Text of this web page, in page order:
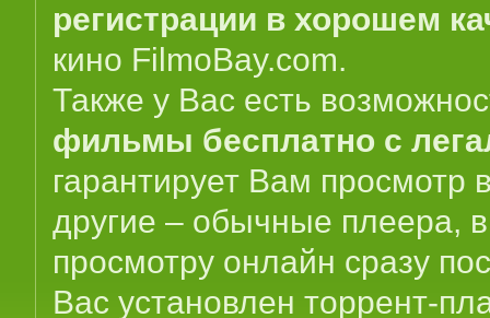
регистрации в хорошем
кино FilmoBay.com.
Также у Вас есть
фильмы бесплатно с
гарантирует Вам просмотр
другие – обычные плеера,
просмотру онлайн сразу
Вас установлен торрент-